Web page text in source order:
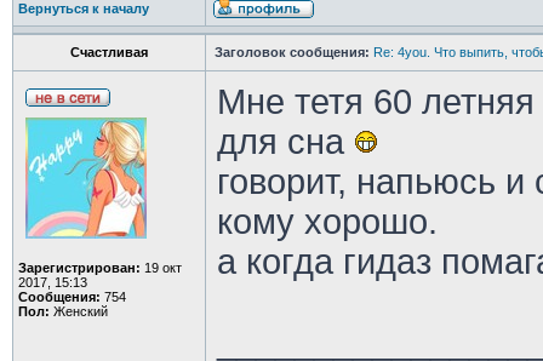
Вернуться к началу
Счастливая Заголовок сообщения: Re: 4you. Что выпить,
Зарегистрирован: 19 окт
2017, 15:13
Сообщения: 754
Пол: Женский
Мне тетя 60
для сна
говорит, напьюсь и
кому хорошо.
а когда гидаз